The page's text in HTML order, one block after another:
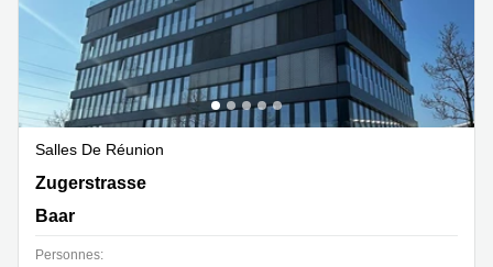
Salles De Réunion
Zugerstrasse 32, Baar
Zugerstrasse
Baar
Personnes: